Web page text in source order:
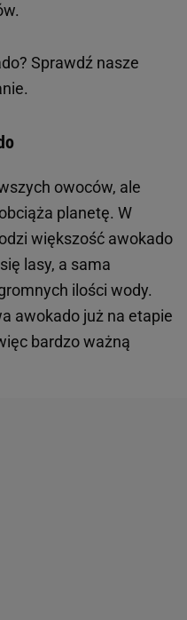
Sprawdź nasze
owoców, ale
planetę. W
większość awokado
lasy, a sama
ilości wody.
awokado już na etapie
bardzo ważną